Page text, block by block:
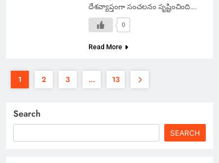
దేశవ్యాప్తంగా సంచలనం సృష్టించింది….
0
Read More
1 2 3 … 13
Search
SEARCH